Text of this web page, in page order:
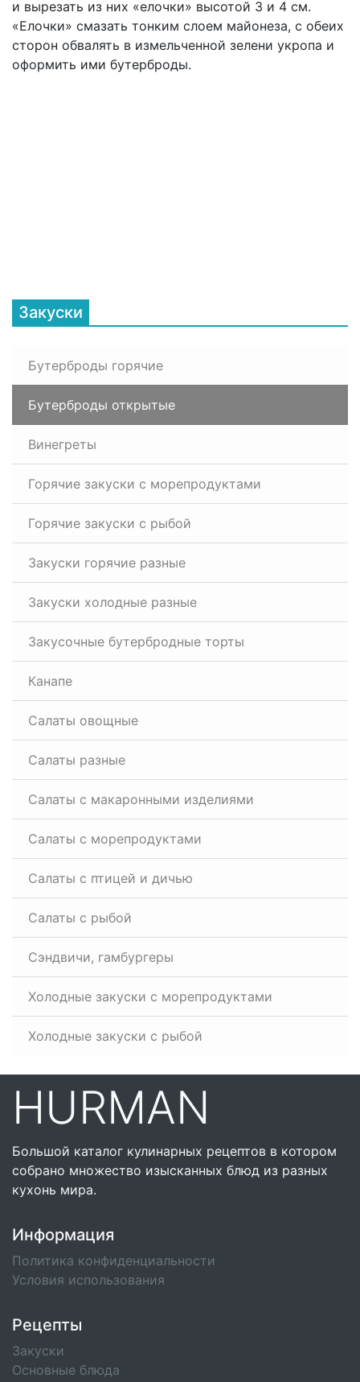
и вырезать из них «елочки» высотой 3 и 4 см.
«Елочки» смазать тонким слоем майонеза, с обеих
сторон обвалять в измельченной зелени укропа и
оформить ими бутерброды.
Закуски
Бутерброды горячие
Бутерброды открытые
Винегреты
Горячие закуски с морепродуктами
Горячие закуски с рыбой
Закуски горячие разные
Закуски холодные разные
Закусочные бутербродные торты
Канапе
Салаты овощные
Салаты разные
Салаты с макаронными изделиями
Салаты с морепродуктами
Салаты с птицей и дичью
Салаты с рыбой
Сэндвичи, гамбургеры
Холодные закуски с морепродуктами
Холодные закуски с рыбой
HURMAN
Большой каталог кулинарных рецептов в котором
собрано множество изысканных блюд из разных
кухонь мира.
Информация
Политика конфиденциальности
Условия использования
Рецепты
Закуски
Основные блюда